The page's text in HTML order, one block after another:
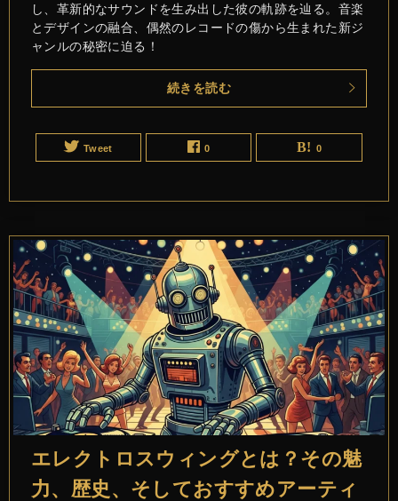
し、革新的なサウンドを生み出した彼の軌跡を辿る。音楽
とデザインの融合、偶然のレコードの傷から生まれた新ジ
ャンルの秘密に迫る！
続きを読む
Tweet 0 0
エレクトロスウィングとは？その魅
力、歴史、そしておすすめアーティ